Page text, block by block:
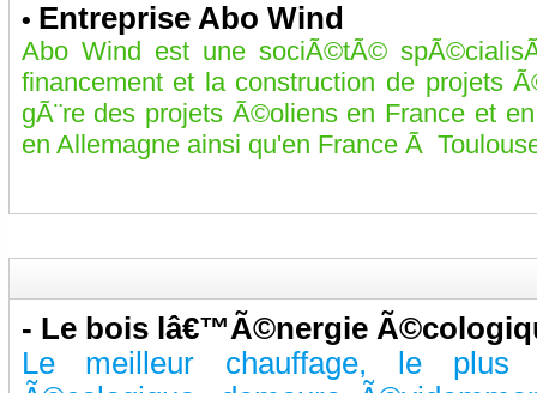
• Entreprise Abo Wind
Abo Wind est une sociÃ©tÃ©
financement et la construction de projets
gÃ¨re des projets Ã©oliens en France et
en Allemagne ainsi qu'en France Ã
- Le bois lâ€™Ã©nergie
Le meilleur chauffage, le